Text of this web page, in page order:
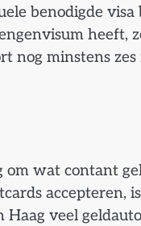
benodigde visa
heeft,
nog minstens
wat contant
accepteren,
veel